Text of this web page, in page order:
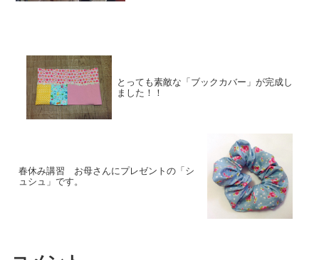
とっても素敵な「ブックカバー」が完成し
ました！！
春休み講習 お母さんにプレゼントの「シ
ュシュ」です。